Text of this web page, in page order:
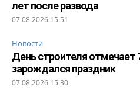
лет после развода
07.08.2026 15:51
Новости
День строителя отмечает
зарождался праздник
07.08.2026 15:30